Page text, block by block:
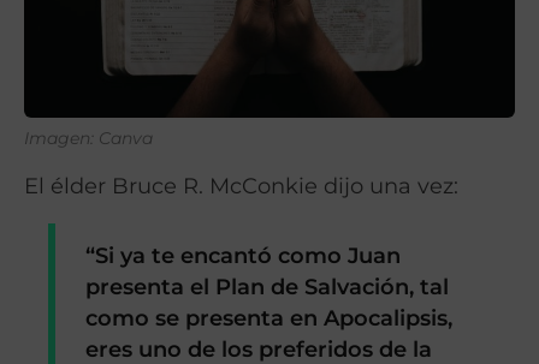
Imagen: Canva
El élder Bruce R. McConkie dijo una vez:
“Si ya te encantó como Juan
presenta el Plan de Salvación, tal
como se presenta en Apocalipsis,
eres uno de los preferidos de la